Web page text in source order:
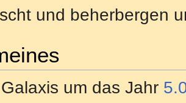
und beherbergen
um das Jahr